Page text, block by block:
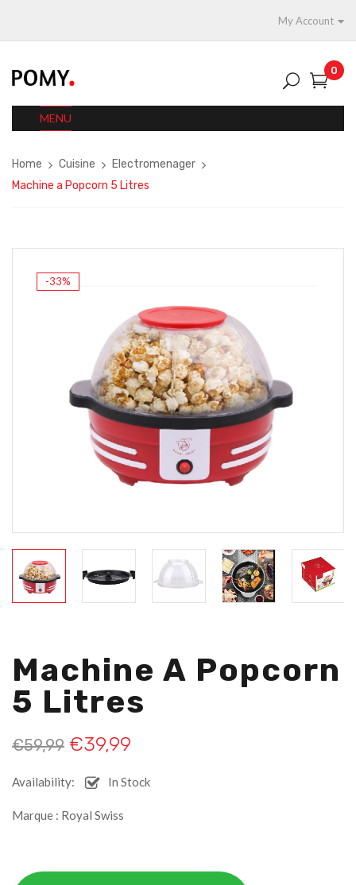
My Account
0
MENU
Home Cuisine
Electromenager
Machine a Popcorn 5 Litres
-33%
Machine A Popcorn
5 Litres
€59,99 €39,99
Availability: In Stock
Marque : Royal Swiss